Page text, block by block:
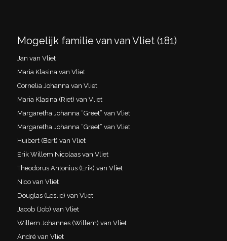
Mogelijk familie van van Vliet (181)
Jan van Vliet
Maria Klasina van Vliet
Cornelia Johanna van Vliet
Maria Klasina (Riet) van Vliet
Margaretha Johanna “Greet” van Vliet
Margaretha Johanna “Greet” van Vliet
Huibert (Bert) van Vliet
Erik Willem Nicolaas van Vliet
Theodorus Antonius (Erik) van Vliet
Nico van Vliet
Douglas (Leslie) van Vliet
Jacob (Job) van Vliet
Willem Johannes (Willem) van Vliet
André van Vliet